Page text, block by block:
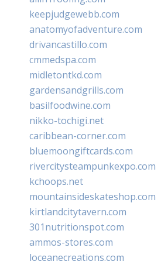
keepjudgewebb.com
anatomyofadventure.com
drivancastillo.com
cmmedspa.com
midletontkd.com
gardensandgrills.com
basilfoodwine.com
nikko-tochigi.net
caribbean-corner.com
bluemoongiftcards.com
rivercitysteampunkexpo.com
kchoops.net
mountainsideskateshop.com
kirtlandcitytavern.com
301nutritionspot.com
ammos-stores.com
loceanecreations.com